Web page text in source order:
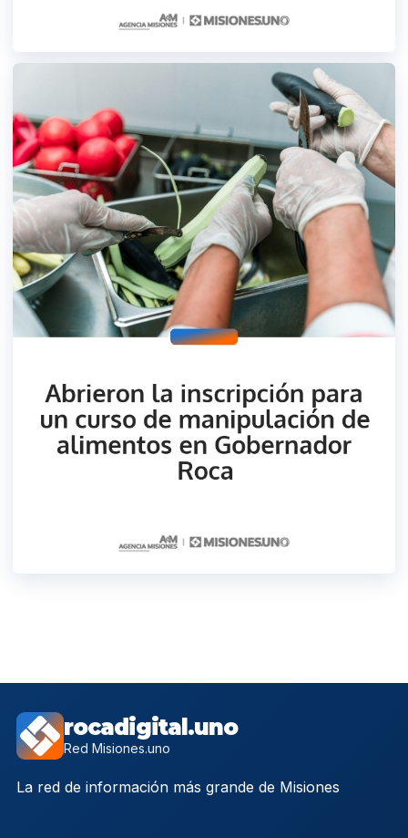
rocadigital.uno
Red Misiones.uno
La red de información más grande de Misiones